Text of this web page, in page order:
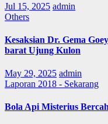
Jul 15, 2025 admin
Others
Kesaksian Dr. Gema
barat Ujung Kulon
May 29, 2025 admin
Laporan 2018 - Sekarang
Bola Api Misterius